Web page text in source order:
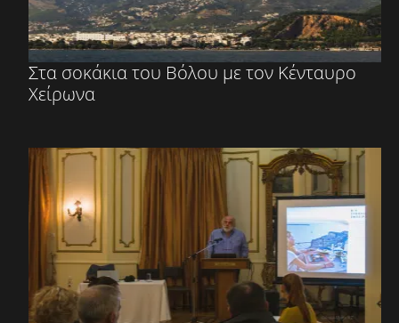
Στα σοκάκια του Βόλου με τον Κένταυρο
Χείρωνα